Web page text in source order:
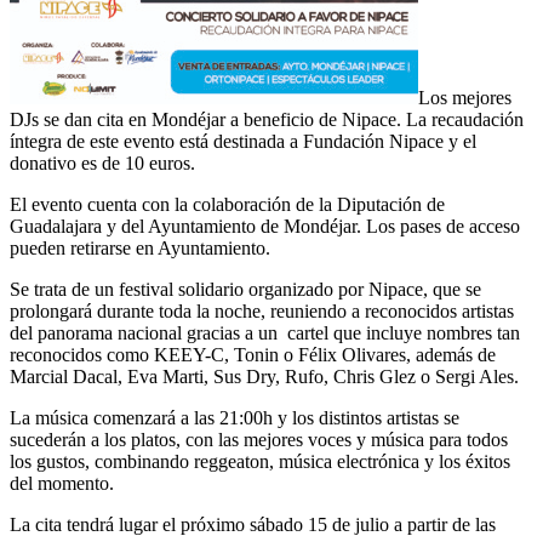
Los mejores
DJs se dan cita en Mondéjar a beneficio de Nipace. La recaudación
íntegra de este evento está destinada a Fundación Nipace y el
donativo es de 10 euros.
El evento cuenta con la colaboración de la Diputación de
Guadalajara y del Ayuntamiento de Mondéjar. Los pases de acceso
pueden retirarse en Ayuntamiento.
Se trata de un festival solidario organizado por Nipace, que se
prolongará durante toda la noche, reuniendo a reconocidos artistas
del panorama nacional gracias a un cartel que incluye nombres tan
reconocidos como KEEY-C, Tonin o Félix Olivares, además de
Marcial Dacal, Eva Marti, Sus Dry, Rufo, Chris Glez o Sergi Ales.
La música comenzará a las 21:00h y los distintos artistas se
sucederán a los platos, con las mejores voces y música para todos
los gustos, combinando reggeaton, música electrónica y los éxitos
del momento.
La cita tendrá lugar el próximo sábado 15 de julio a partir de las